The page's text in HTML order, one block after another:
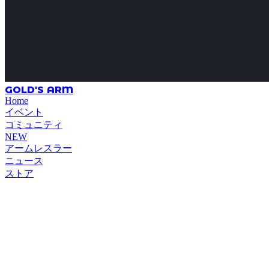
GOLD'S ARM
Home
イベント
コミュニティ
NEW
アームレスラー
ニュース
ストア